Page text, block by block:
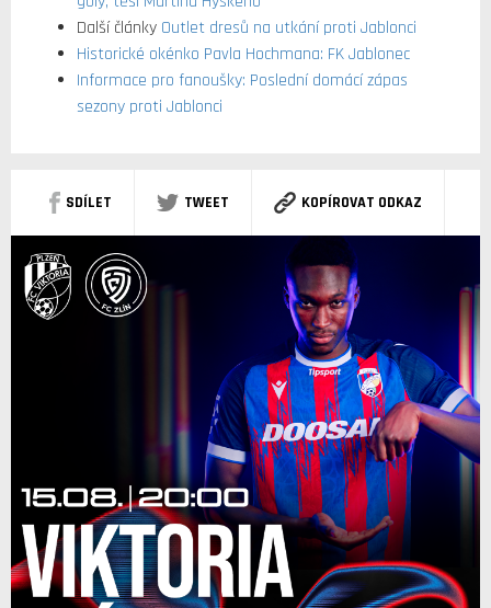
Další články Outlet dresů na utkání proti Jablonci
Historické okénko Pavla Hochmana: FK Jablonec
Informace pro fanoušky: Poslední domácí zápas
sezony proti Jablonci
SDÍLET TWEET KOPÍROVAT ODKAZ